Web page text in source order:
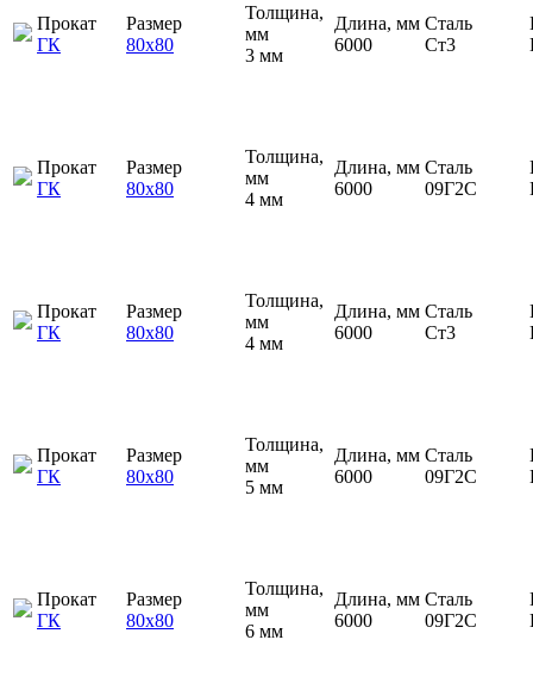
Прокат
ГК
Размер
80х80
Толщина,
мм
3 мм
Длина, мм
6000
Сталь
Ст3
Прокат
ГК
Размер
80х80
Толщина,
мм
4 мм
Длина, мм
6000
Сталь
09Г2С
Прокат
ГК
Размер
80х80
Толщина,
мм
4 мм
Длина, мм
6000
Сталь
Ст3
Прокат
ГК
Размер
80х80
Толщина,
мм
5 мм
Длина, мм
6000
Сталь
09Г2С
Прокат
ГК
Размер
80х80
Толщина,
мм
6 мм
Длина, мм
6000
Сталь
09Г2С